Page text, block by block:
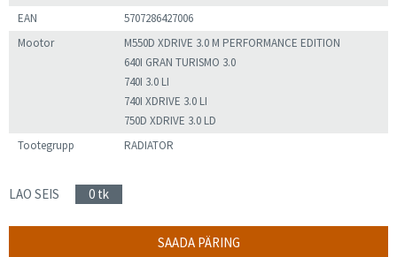
EAN
5707286427006
Mootor
M550D XDRIVE 3.0 M PERFORMANCE EDITION
640I GRAN TURISMO 3.0
740I 3.0 LI
740I XDRIVE 3.0 LI
750D XDRIVE 3.0 LD
Tootegrupp
RADIATOR
LAO SEIS 0 tk
SAADA PÄRING